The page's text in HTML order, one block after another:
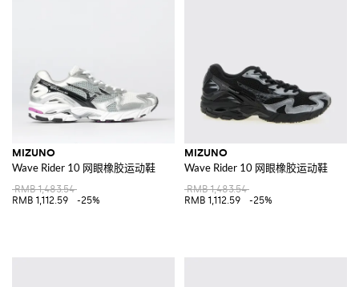
MIZUNO
Wave Rider 10 网眼橡胶运动鞋
RMB 1,483.54
RMB 1,112.59
-25%
MIZUNO
Wave Rider 10 网眼橡胶运动鞋
RMB 1,483.54
RMB 1,112.59
-25%